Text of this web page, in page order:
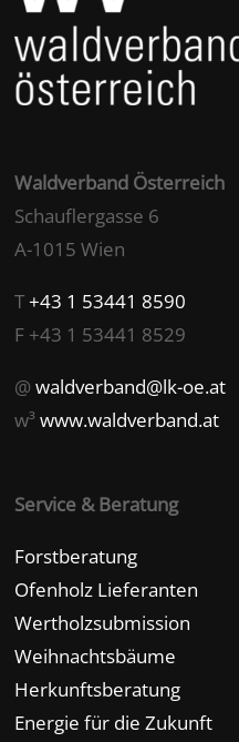
Waldverband Österreich
Schauflergasse 6
A-1015 Wien
T+43 1 53441 8590
F +43 1 53441 8529
@waldverband@lk-oe.at
w³www.waldverband.at
Service & Beratung
Forstberatung
Ofenholz Lieferanten
Wertholzsubmission
Weihnachtsbäume
Herkunftsberatung
Energie für die Zukunft